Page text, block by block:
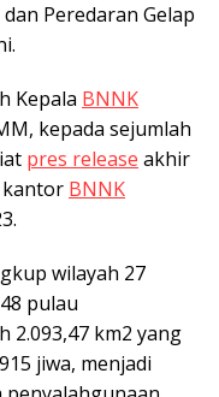
Peredaran Gelap
Kepala BNNK
kepada sejumlah
pres release akhir
kantor BNNK
wilayah 27
pulau
2.093,47 km2 yang
jiwa, menjadi